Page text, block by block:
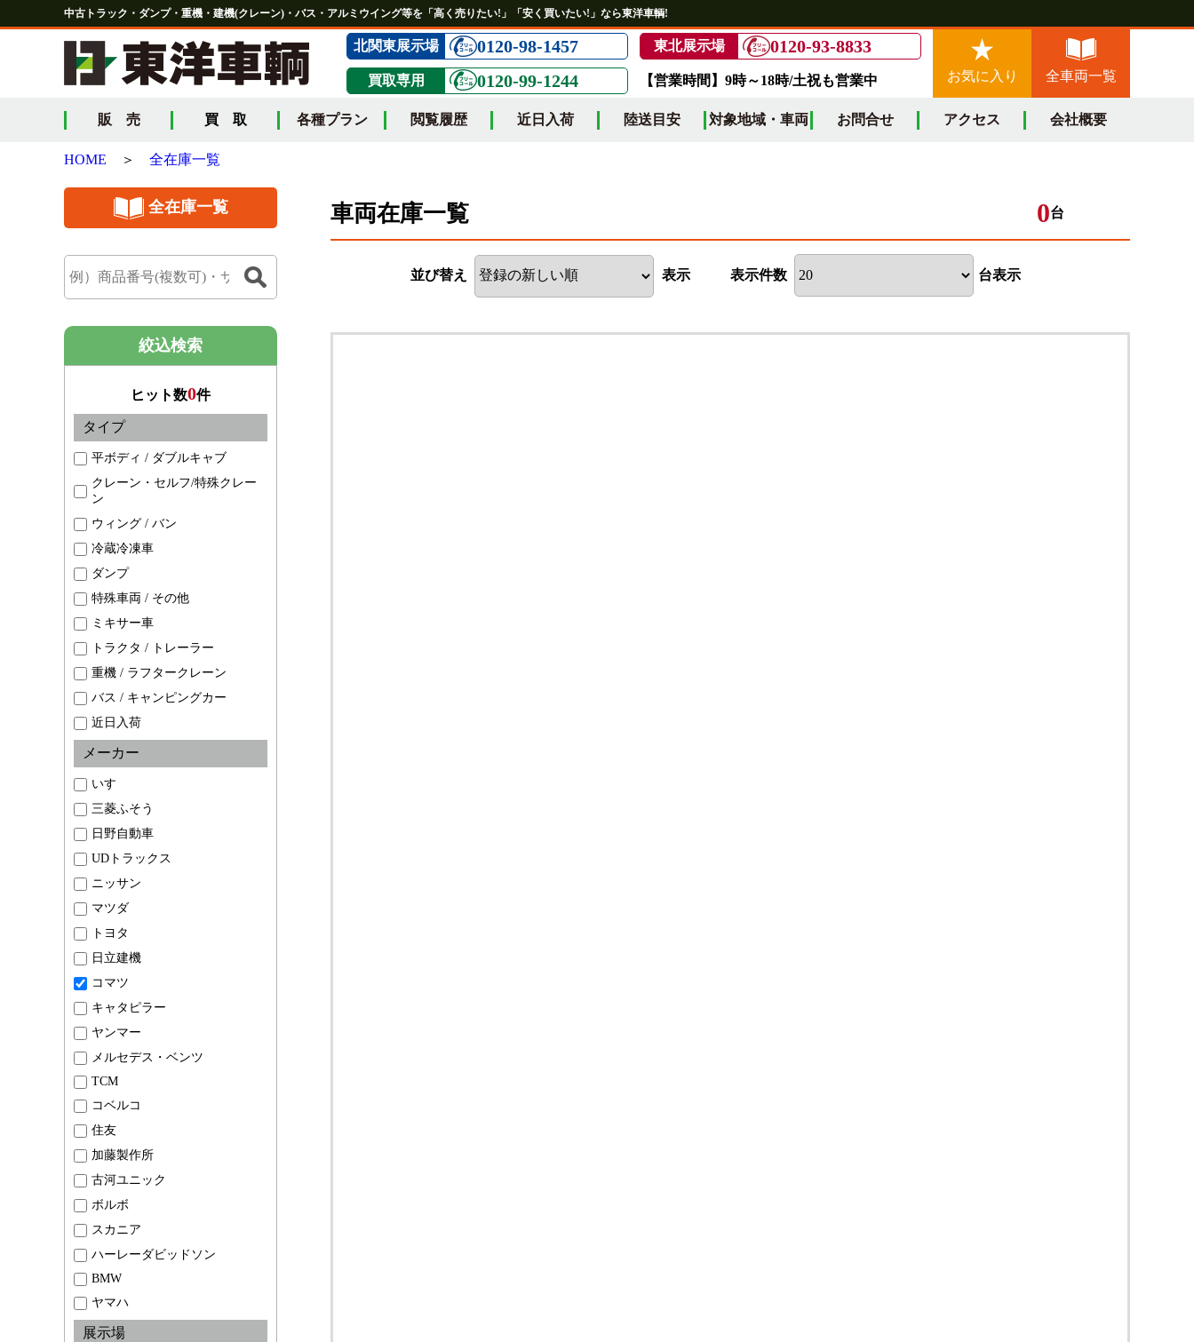
中古トラック・ダンプ・重機・建機(クレーン)・バス・アルミウイング等を「高く売りたい!」「安く買いたい!」なら東洋車輌!
北関東展示場 0120-98-1457 東北展示場 0120-93-8833
買取専用 0120-99-1244 【営業時間】9時～18時/土祝も営業中 お気に入り 全車両一覧
販 売 買 取 各種プラン 閲覧履歴 近日入荷 陸送目安 対象地域・車両 お問合せ アクセス 会社概要
HOME ＞ 全在庫一覧
車両在庫一覧 0台
並び替え 表示 表示件数 台表示
全在庫一覧
絞込検索
ヒット数0件
タイプ
平ボディ / ダブルキャブ
クレーン・セルフ/特殊クレー
ン
ウィング / バン
冷蔵冷凍車
ダンプ
特殊車両 / その他
ミキサー車
トラクタ / トレーラー
重機 / ラフタークレーン
バス / キャンピングカー
近日入荷
メーカー
いすゞ
三菱ふそう
日野自動車
UDトラックス
ニッサン
マツダ
トヨタ
日立建機
コマツ
キャタピラー
ヤンマー
メルセデス・ベンツ
TCM
コベルコ
住友
加藤製作所
古河ユニック
ボルボ
スカニア
ハーレーダビッドソン
BMW
ヤマハ
展示場